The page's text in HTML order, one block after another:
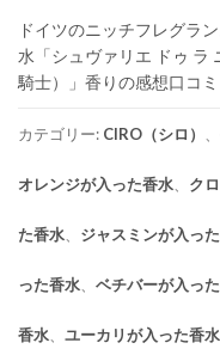
ドイツのニッチフレグラ
水「シュヴァリエ ドゥ ラ
騎士）」香りの感想口コ
カテゴリー: CIRO（シロ） 、
オレンジが入った香水、 ク
た香水、 ジャスミンが入っ
った香水、 ベチバーが入っ
香水、 ユーカリが入った香水